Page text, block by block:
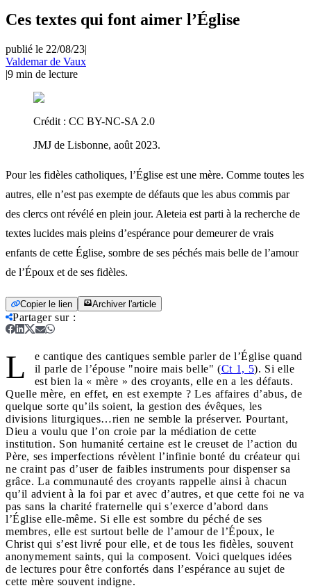
Ces textes qui font aimer l’Église
publié le 22/08/23|
Valdemar de Vaux
|9 min de lecture
Crédit : CC BY-NC-SA 2.0
JMJ de Lisbonne, août 2023.
Pour les fidèles catholiques, l’Église est une mère. Comme toutes les
autres, elle n’est pas exempte de défauts que les abus commis par
des clercs ont révélé en plein jour. Aleteia est parti à la recherche de
textes lucides mais pleins d’espérance pour demeurer de vrais
enfants de cette Église, sombre de ses péchés mais belle de l’amour
de l’Époux et de ses fidèles.
Copier le lien Archiver l'article
Partager sur:
L
e cantique des cantiques semble parler de l’Église quand
il parle de l’épouse "noire mais belle" (Ct 1, 5). Si elle
est bien la « mère » des croyants, elle en a les défauts.
Quelle mère, en effet, en est exempte ? Les affaires d’abus, de
quelque sorte qu’ils soient, la gestion des évêques, les
divisions liturgiques…rien ne semble la préserver. Pourtant,
Dieu a voulu que l’on croie par la médiation de cette
institution. Son humanité certaine est le creuset de l’action du
Père, ses imperfections révèlent l’infinie bonté du créateur qui
ne craint pas d’user de faibles instruments pour dispenser sa
grâce. La communauté des croyants rappelle ainsi à chacun
qu’il advient à la foi par et avec d’autres, et que cette foi ne va
pas sans la charité fraternelle qui s’exerce d’abord dans
l’Église elle-même. Si elle est sombre du péché de ses
membres, elle est surtout belle de l’amour de l’Époux, le
Christ qui s’est livré pour elle, et de tous les fidèles, souvent
anonymement saints, qui la composent. Voici quelques idées
de lectures pour être confortés dans l’espérance au sujet de
cette mère souvent indigne.